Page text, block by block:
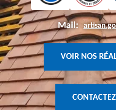
Mail:
VOIR NOS